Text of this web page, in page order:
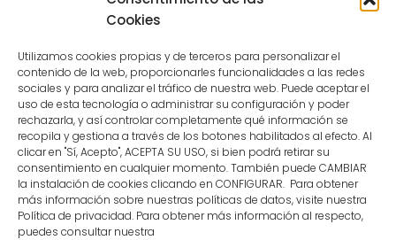
Cookies
Utilizamos cookies propias y de terceros para personalizar el
contenido de la web, proporcionarles funcionalidades a las redes
sociales y para analizar el tráfico de nuestra web. Puede aceptar el
uso de esta tecnología o administrar su configuración y poder
rechazarla, y así controlar completamente qué información se
recopila y gestiona a través de los botones habilitados al efecto. Al
clicar en "Sí, Acepto", ACEPTA SU USO, si bien podrá retirar su
consentimiento en cualquier momento. También puede CAMBIAR
la instalación de cookies clicando en CONFIGURAR. Para obtener
más información sobre nuestras políticas de datos, visite nuestra
Política de privacidad. Para obtener más información al respecto,
puedes consultar nuestra
CONTACTO
MENÚ PRINCIPAL
MI CUENTA